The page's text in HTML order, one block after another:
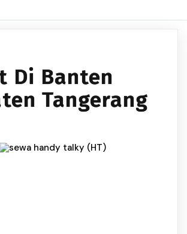
Di Banten
Tangerang